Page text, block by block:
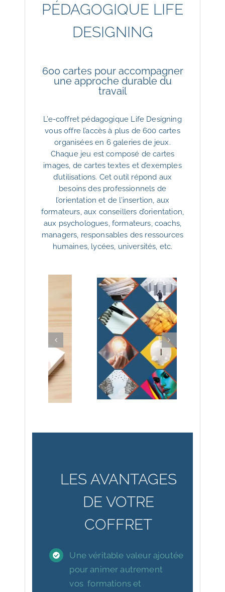
PÉDAGOGIQUE LIFE
DESIGNING
600 cartes pour accompagner
une approche durable du
travail
L’e-coffret pédagogique Life Designing
vous offre l’accès à plus de 600 cartes
organisées en 6 galeries de jeux.
Chaque jeu est composé de cartes
images, de cartes textes et d’exemples
d’utilisations. Cet outil répond aux
besoins des professionnels de
l’orientation et de l’insertion, aux
formateurs, aux conseillers d’orientation,
aux psychologues, formateurs, coachs,
managers, responsables des ressources
humaines, lycées, universités, etc.
LES AVANTAGES
DE VOTRE
COFFRET
Une véritable valeur ajoutée
pour animer autrement
vos formations et